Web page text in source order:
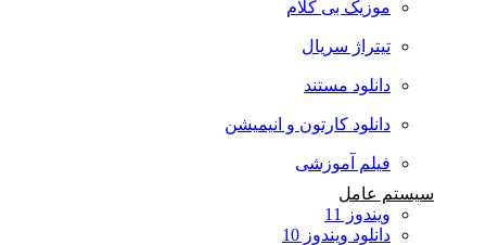
موزیک بی کلام
تیتراژ سریال
دانلود مستند
دانلود کارتون و انیمیشن
فیلم آموزشی
سیستم عامل
ویندوز 11
دانلود ویندوز 10